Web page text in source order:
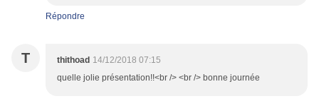
Répondre
T thithoad 14/12/2018 07:15
quelle jolie présentation!!<br /> <br /> bonne journée